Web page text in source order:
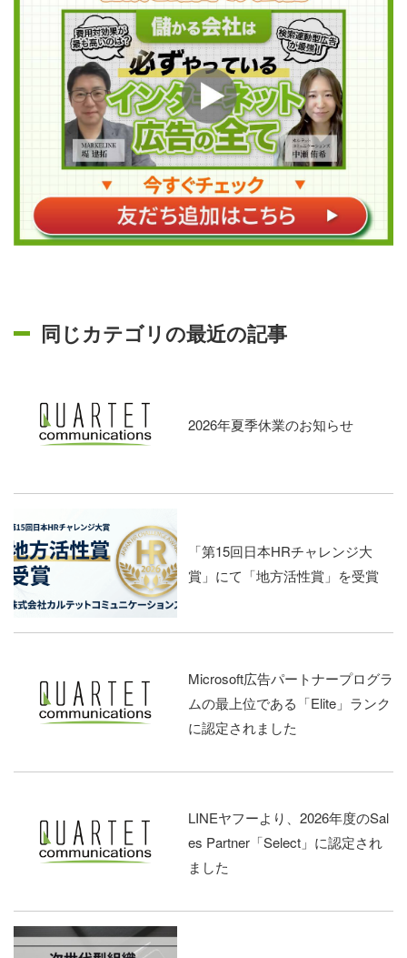
同じカテゴリの最近の記事
2026年夏季休業のお知らせ
「第15回日本HRチャレンジ大
賞」にて「地方活性賞」を受賞
Microsoft広告パートナープログラ
ムの最上位である「Elite」ランク
に認定されました
LINEヤフーより、2026年度のSal
es Partner「Select」に認定され
ました